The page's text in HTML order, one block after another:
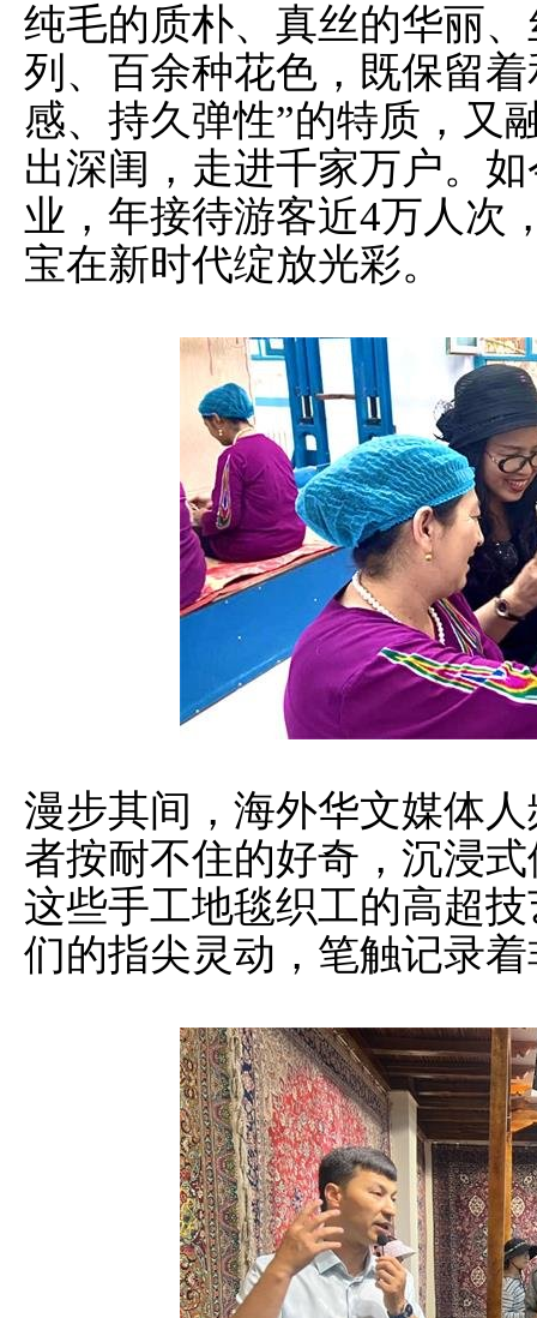
纯毛的质朴、真丝的华丽
列、百余种花色，既保留
感、持久弹性”的特质，又
出深闺，走进千家万户。
业，年接待游客近4万人次
宝在新时代绽放光彩。
漫步其间，海外华文媒体
者按耐不住的好奇，沉浸
这些手工地毯织工的高超
们的指尖灵动，笔触记录